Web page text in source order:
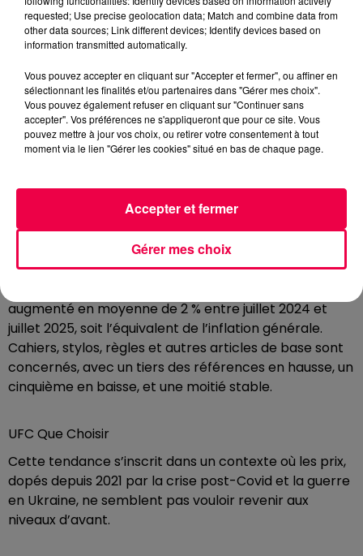
La rentrée au collège est souvent synonyme de
hausse du budget rentrée
l'unique possibilité de fournir à leurs enfants des
équipements conformes aux attentes de l'école. Dans
ce sens, l'ARS n'est pas seulement une aide financière :
elle participe directement à l'inclusion scolaire et à la
PAS DE RÉPIT SUR LES PRIX DES
FOURNITURES SCOLAIRES
Les prix des fournitures scolaires repartent
légèrement à la hausse.
augmenté en moyenne de 2 % entre juillet 2024 et
juillet 2025, soit l’équivalent de l’inflation générale.
Cahiers, stylos, règles et autres articles de base sont
concernés, avec un tiers des références en hausse, un
cinquième en baisse, et une moitié stable.
UFC Que Choisir
Cette tendance s’inscrit dans un contexte où les prix,
dopés depuis 2021 par la crise post-Covid et la guerre
en Ukraine, ne semblent pas vouloir revenir aux
niveaux d’avant.
requested; Use precise geolocation data; Match and combine data from
other data sources; Link different devices; Identify devices based on
information transmitted automatically.
Vous pouvez accepter en cliquant sur "Accepter et fermer", ou affiner en
sélectionnant les finalités et/ou partenaires dans "Gérer mes choix".
Vous pouvez également refuser en cliquant sur "Continuer sans
accepter". Vos préférences ne s'appliqueront que pour ce site. Vous
pouvez mettre à jour vos choix, ou retirer votre consentement à tout
moment via le lien "Gérer les cookies" situé en bas de chaque page.
Gérer mes choix
Accepter et fermer